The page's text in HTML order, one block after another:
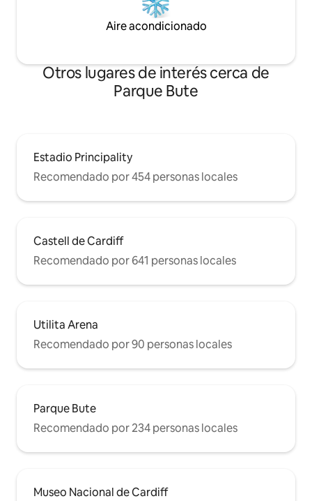
Aire acondicionado
Otros lugares de interés cerca de
Parque Bute
Estadio Principality
Recomendado por 454 personas locales
Castell de Cardiff
Recomendado por 641 personas locales
Utilita Arena
Recomendado por 90 personas locales
Parque Bute
Recomendado por 234 personas locales
Museo Nacional de Cardiff